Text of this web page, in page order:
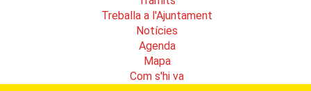
Treballa a l'Ajuntament
Notícies
Agenda
Mapa
Com s'hi va